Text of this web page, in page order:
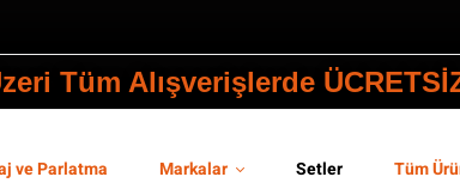
Tüm Alışverişlerde
ve Parlatma Markalar Setler Tüm